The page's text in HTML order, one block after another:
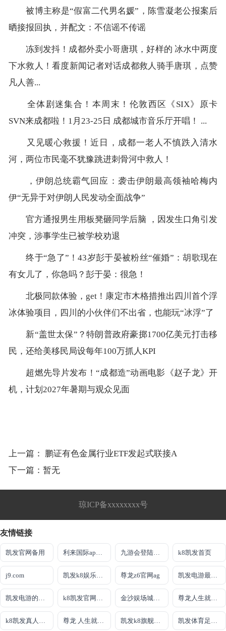
被博主称是“假富二代男名媛”，陈雪凝老公报案后
晒接报回执，并配文：不信谣不传谣
冻到发抖！成都外卖小哥唐琪，好样的 冰水中两度
下水救人！看度新闻记者对话成都救人骑手唐琪，点赞
凡人善...
全体剧迷集合！本周末！伦敦西区《SIX》原卡
SVN来成都啦！1月23-25日 成都城市音乐厅开唱！ ...
又见暖心救援！近日，成都一老人不慎跌入清水
河，两位市民毫不犹豫跳进刺骨河中救人！
，伊朗总统霸气回应：袭击伊朗最高领袖哈梅内
伊“无异于对伊朗人民发动全面战争”
官方通报男生用板凳砸同学后脑 ，因发生口角引发
冲突，涉事学生已被学校劝退
终于“急了”！43岁彭于晏被粉丝“催婚”：胡歌现在
有女儿了，你急吗？彭于晏：很急！
北极同款体验，get！康定市木格措推出四川首个浮
冰体验项目，四川的小伙伴们不出省，也能玩“冰浮”了
新“盖世太保”？特朗普政府豪掷1700亿美元打击移
民，还给美移民局设每年100万抓人KPI
超燃先导片发布！“成都造”动画电影《赵子龙》开
机，计划2027年暑期与观众见面
上一篇：
鹏证有色金属行业ETF发起式联接A
下一篇：暂无
琼ICP备xxxxxxxx号
友情链接
凯发官网备用 k8凯发首页
j9.com 尊龙z6官网ag